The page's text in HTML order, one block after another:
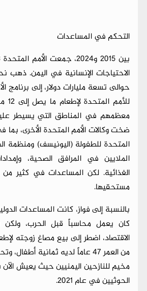
التحكم في المساعدات
الاحتياجات الإنسانية في اليمن. ذهب
حوالى تسعة مليارات دولار، إلى برنامج
معظمهم في المناطق التي يسيطر
ضخت وكالات الأمم المتحدة الأخرى،
المتحدة للطفولة (اليونيسف) ومنظمة
الملايين في المرافق الصحية،
الغذائية. لكن المساعدات في كثير من
مستحقيها.
بالنسبة إلى فواز، كانت المساعدات
كان يعمل محاسباً قبل الحرب، ولكن
الاقتصاد، اضطر إلى بيع مصاغ زوجته
من العمر 47 عاماً لديه ثمانية
مخيم للنازحين اليمنيين حيث يعيش
الحوثيين في عام 2021.